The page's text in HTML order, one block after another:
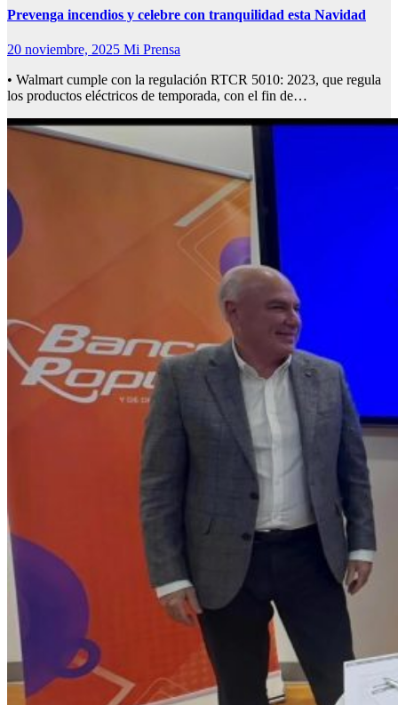
Prevenga incendios y celebre con tranquilidad esta Navidad
20 noviembre, 2025 Mi Prensa
• Walmart cumple con la regulación RTCR 5010: 2023, que regula
los productos eléctricos de temporada, con el fin de…